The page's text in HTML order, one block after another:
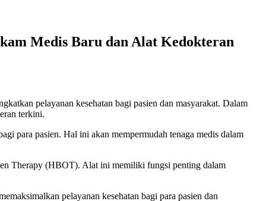
Medis Baru dan Alat Kedokteran
pelayanan kesehatan bagi pasien dan masyarakat. Dalam
terkini.
para pasien. Hal ini akan mempermudah tenaga medis dalam
Therapy (HBOT). Alat ini memiliki fungsi penting dalam
pelayanan kesehatan bagi para pasien dan